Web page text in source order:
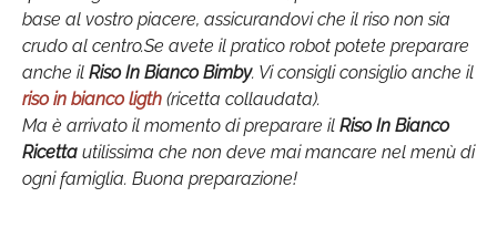
base al vostro piacere, assicurandovi che il riso non sia
crudo al centro.Se avete il pratico robot potete preparare
anche il Riso In Bianco Bimby. Vi consigli consiglio anche il
riso in bianco ligth (ricetta collaudata).
Ma è arrivato il momento di preparare il Riso In Bianco
Ricetta utilissima che non deve mai mancare nel menù di
ogni famiglia. Buona preparazione!